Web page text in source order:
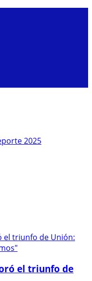
2025
el triunfo de